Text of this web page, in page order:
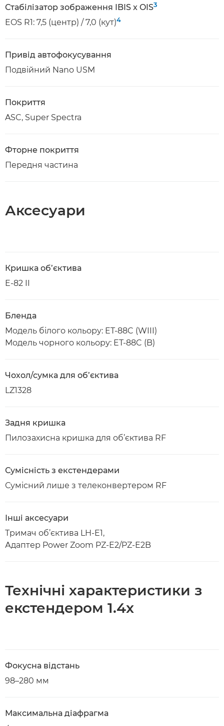
Стабілізатор зображення IBIS x OIS3
EOS R1: 7,5 (центр) / 7,0 (кут)4
Привід автофокусування
Подвійний Nano USM
Покриття
ASC, Super Spectra
Фторне покриття
Передня частина
Аксесуари
Кришка об’єктива
E-82 II
Бленда
Модель білого кольору: ET-88C (WIII)
Модель чорного кольору: ET-88C (B)
Чохол/сумка для об’єктива
LZ1328
Задня кришка
Пилозахисна кришка для об’єктива RF
Сумісність з екстендерами
Сумісний лише з телеконвертером RF
Інші аксесуари
Тримач об’єктива LH-E1,
Адаптер Power Zoom PZ-E2/PZ-E2B
Технічні характеристики з
екстендером 1.4x
Фокусна відстань
98–280 мм
Максимальна діафрагма